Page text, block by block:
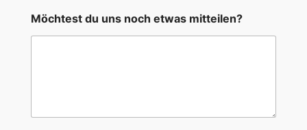
Möchtest du uns noch etwas mitteilen?